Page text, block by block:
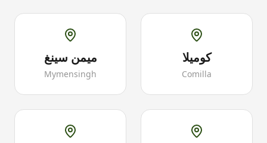
كوميلا
Comilla
ميمن سينغ
Mymensingh